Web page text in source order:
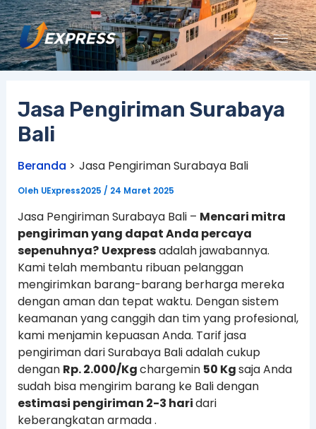
Lewati
ke
konten
Jasa Pengiriman Surabaya
Bali
Beranda Jasa Pengiriman Surabaya Bali
Oleh UExpress2025 / 24 Maret 2025
Jasa Pengiriman Surabaya Bali – Mencari mitra
pengiriman yang dapat Anda percaya
sepenuhnya? Uexpressadalah jawabannya.
Kami telah membantu ribuan pelanggan
mengirimkan barang-barang berharga mereka
dengan aman dan tepat waktu. Dengan sistem
keamanan yang canggih dan tim yang profesional,
kami menjamin kepuasan Anda. Tarif jasa
pengiriman dari Surabaya Bali adalah cukup
dengan Rp. 2.000/Kgchargemin 50 Kgsaja Anda
sudah bisa mengirim barang ke Bali dengan
estimasi pengiriman 2-3 haridari
keberangkatan armada .